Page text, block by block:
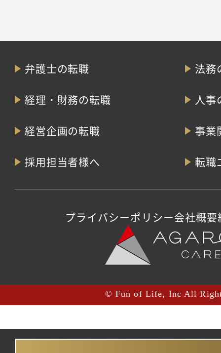
弁護士の転職 法務
経理・財務の転職 人事
経営企画の転職 事業
採用担当者様へ 転職
プライバシーポリシー会社概要
© Fun of Life, Inc All Right